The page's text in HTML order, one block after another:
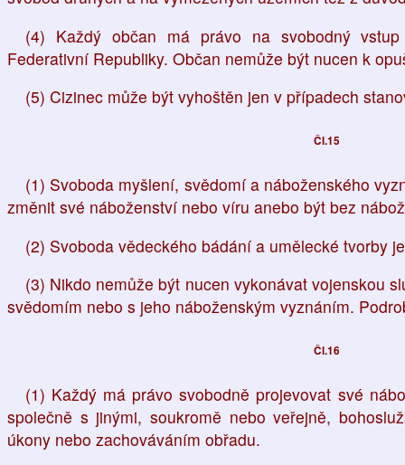
(4) Každý občan má právo na svobodný
Federativní Republiky. Občan nemůže být nucen k
(5) Cizinec může být vyhoštěn jen v případech
Čl.15
(1) Svoboda myšlení, svědomí a náboženského
změnit své náboženství nebo víru anebo být bez
(2) Svoboda vědeckého bádání a umělecké tvorby
(3) Nikdo nemůže být nucen vykonávat vojenskou
svědomím nebo s jeho náboženským vyznáním.
Čl.16
(1) Každý má právo svobodně projevovat své
společně s jinými, soukromě nebo veřejně,
úkony nebo zachováváním obřadu.